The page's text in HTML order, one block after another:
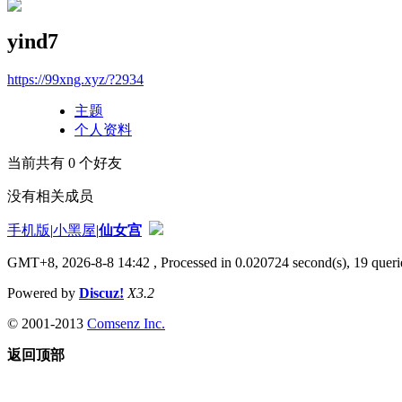
yind7
https://99xng.xyz/?2934
主题
个人资料
当前共有 0 个好友
没有相关成员
手机版|小黑屋|仙女宫
GMT+8, 2026-8-8 14:42 , Processed in 0.020724 second(s), 19
Powered by Discuz! X3.2
© 2001-2013 Comsenz Inc.
返回顶部